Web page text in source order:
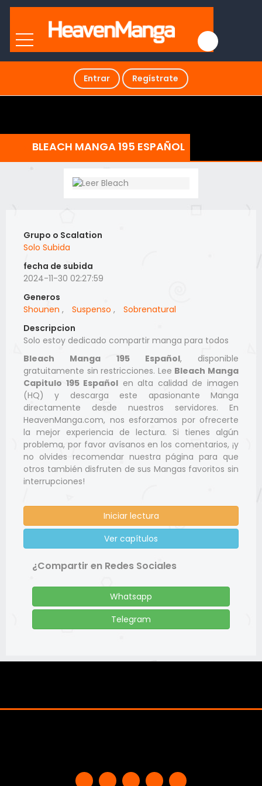
Entrar Regístrate
BLEACH MANGA 195 ESPAÑOL
Grupo o Scalation
Solo Subida
fecha de subida
2024-11-30 02:27:59
Generos
Shounen , Suspenso ,
Sobrenatural
Descripcion
Solo estoy dedicado compartir manga para todos
Bleach Manga 195 Español, disponible
gratuitamente sin restricciones. Lee Bleach Manga
Capitulo 195 Español en alta calidad de imagen
(HQ) y descarga este apasionante Manga
directamente desde nuestros servidores. En
HeavenManga.com, nos esforzamos por ofrecerte
la mejor experiencia de lectura. Si tienes algún
problema, por favor avísanos en los comentarios, ¡y
no olvides recomendar nuestra página para que
otros también disfruten de sus Mangas favoritos sin
interrupciones!
Iniciar lectura
Ver capítulos
¿Compartir en Redes Sociales
Whatsapp
Telegram